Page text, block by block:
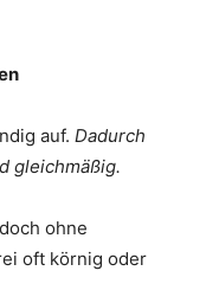
auf. Dadurch
gleichmäßig.
ohne
oft körnig oder